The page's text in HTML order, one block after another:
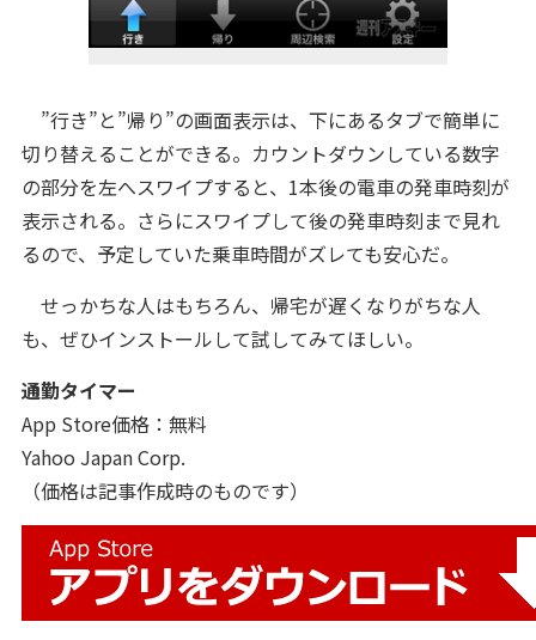
”行き”と”帰り”の画面表示は、下にあるタブで簡単に
切り替えることができる。カウントダウンしている数字
の部分を左へスワイプすると、1本後の電車の発車時刻が
表示される。さらにスワイプして後の発車時刻まで見れ
るので、予定していた乗車時間がズレても安心だ。
せっかちな人はもちろん、帰宅が遅くなりがちな人
も、ぜひインストールして試してみてほしい。
通勤タイマー
App Store価格：無料
Yahoo Japan Corp.
（価格は記事作成時のものです）